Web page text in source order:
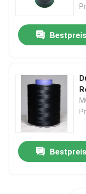
Bestpreis
Bestpreis